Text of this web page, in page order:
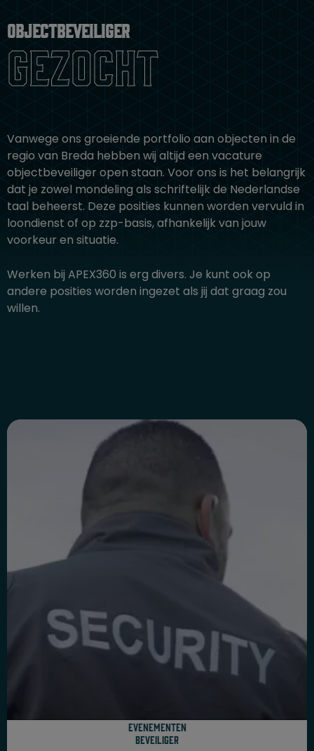
Evenementen
beveiliger
Objectbeveiliger
gezocht
Vanwege ons groeiende portfolio aan objecten in de
regio van Breda hebben wij altijd een vacature
objectbeveiliger open staan. Voor ons is het belangrijk
dat je zowel mondeling als schriftelijk de Nederlandse
taal beheerst. Deze posities kunnen worden vervuld in
loondienst of op zzp-basis, afhankelijk van jouw
voorkeur en situatie.
Werken bij APEX360 is erg divers. Je kunt ook op
andere posities worden ingezet als jij dat graag zou
willen.